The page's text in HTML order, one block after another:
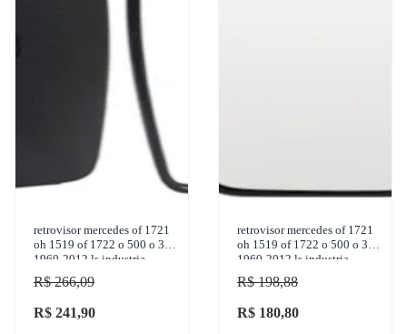
retrovisor mercedes of 1721
oh 1519 of 1722 o 500 o 371
1960-2012 ls industria -
ls331
R$ 266,09
R$ 241,90
retrovisor mercedes of 1721
oh 1519 of 1722 o 500 o 371
1960-2012 ls industria -
ls332
R$ 198,88
R$ 180,80